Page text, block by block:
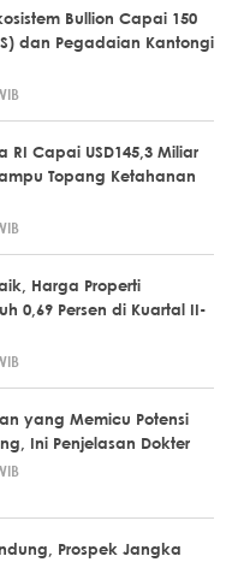
Bullion Capai 150
dan Pegadaian Kantongi
Capai USD145,3 Miliar
Topang Ketahanan
Harga Properti
0,69 Persen di Kuartal II-
yang Memicu Potensi
Ini Penjelasan Dokter
Prospek Jangka